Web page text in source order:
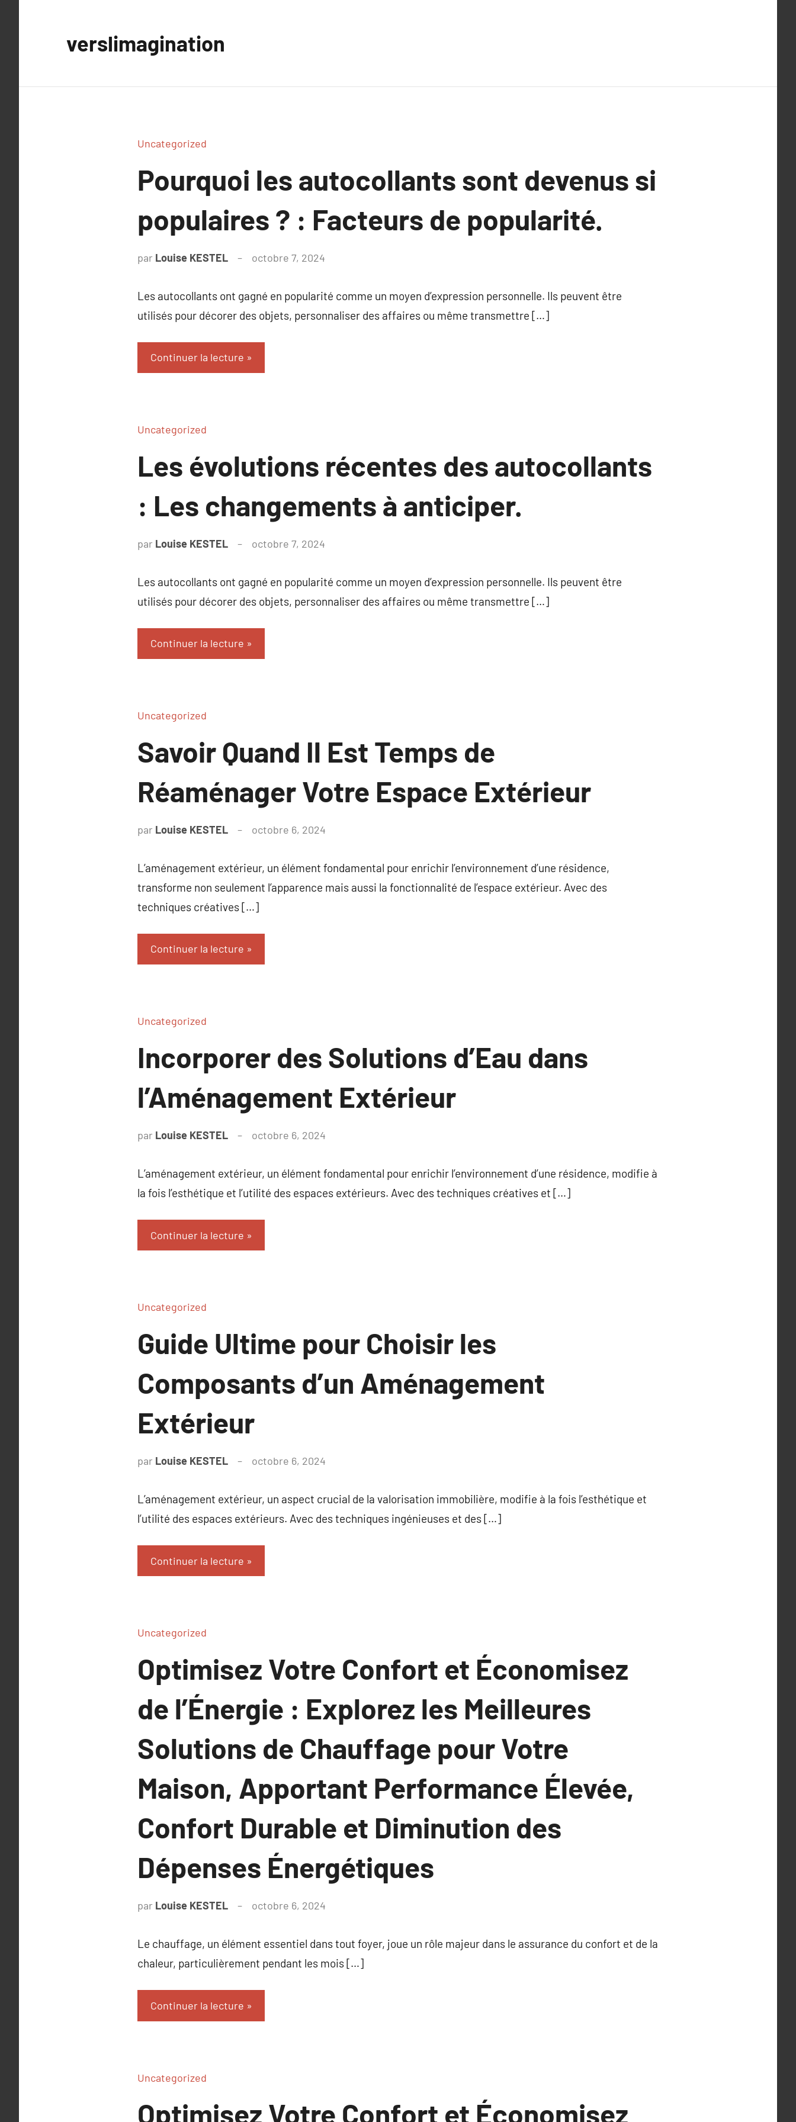
verslimagination
Uncategorized
Pourquoi les autocollants sont devenus si
populaires ? : Facteurs de popularité.
par Louise KESTEL octobre 7, 2024
Les autocollants ont gagné en popularité comme un moyen d’expression personnelle. Ils peuvent être
utilisés pour décorer des objets, personnaliser des affaires ou même transmettre […]
Continuer la lecture
Uncategorized
Les évolutions récentes des autocollants
: Les changements à anticiper.
par Louise KESTEL octobre 7, 2024
Les autocollants ont gagné en popularité comme un moyen d’expression personnelle. Ils peuvent être
utilisés pour décorer des objets, personnaliser des affaires ou même transmettre […]
Continuer la lecture
Uncategorized
Savoir Quand Il Est Temps de
Réaménager Votre Espace Extérieur
par Louise KESTEL octobre 6, 2024
L’aménagement extérieur, un élément fondamental pour enrichir l’environnement d’une résidence,
transforme non seulement l’apparence mais aussi la fonctionnalité de l’espace extérieur. Avec des
techniques créatives […]
Continuer la lecture
Uncategorized
Incorporer des Solutions d’Eau dans
l’Aménagement Extérieur
par Louise KESTEL octobre 6, 2024
L’aménagement extérieur, un élément fondamental pour enrichir l’environnement d’une résidence, modifie à
la fois l’esthétique et l’utilité des espaces extérieurs. Avec des techniques créatives et […]
Continuer la lecture
Uncategorized
Guide Ultime pour Choisir les
Composants d’un Aménagement
Extérieur
par Louise KESTEL octobre 6, 2024
L’aménagement extérieur, un aspect crucial de la valorisation immobilière, modifie à la fois l’esthétique et
l’utilité des espaces extérieurs. Avec des techniques ingénieuses et des […]
Continuer la lecture
Uncategorized
Optimisez Votre Confort et Économisez
de l’Énergie : Explorez les Meilleures
Solutions de Chauffage pour Votre
Maison, Apportant Performance Élevée,
Confort Durable et Diminution des
Dépenses Énergétiques
par Louise KESTEL octobre 6, 2024
Le chauffage, un élément essentiel dans tout foyer, joue un rôle majeur dans le assurance du confort et de la
chaleur, particulièrement pendant les mois […]
Continuer la lecture
Uncategorized
Optimisez Votre Confort et Économisez